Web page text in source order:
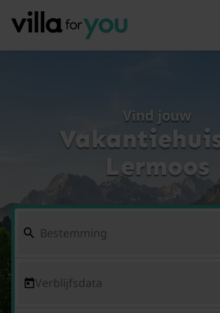
Vind jouw
Lermoos
Verblijfsdata